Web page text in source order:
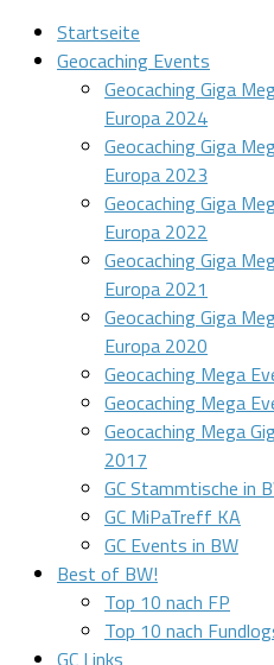
Startseite
Geocaching Events
Geocaching Giga
Europa 2024
Geocaching Giga
Europa 2023
Geocaching Giga
Europa 2022
Geocaching Giga
Europa 2021
Geocaching Giga
Europa 2020
Geocaching Mega
Geocaching Mega
Geocaching Mega
2017
GC Stammtische in
GC MiPaTreff KA
GC Events in BW
Best of BW!
Top 10 nach FP
Top 10 nach
GC Links